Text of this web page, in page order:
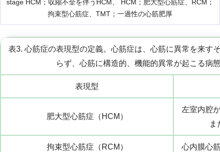
stage HCM；収縮不全を伴うHCM、 HCM；肥大型心筋症、RCM；
拘束型心筋症、TMT；一過性の心筋肥厚
表3. 心筋症の表現型の定義。心筋症は、心筋に異常を来す
らず、心筋に構造的、機能的異常が起こる病
表現型
肥大型心筋症（HCM）
左室内腔
ま
拘束型心筋症（RCM） 心内膜心